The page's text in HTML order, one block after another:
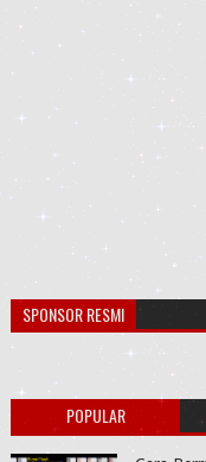
SPONSOR RESMI
POPULAR